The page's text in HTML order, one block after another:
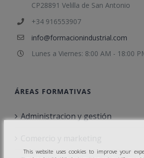
CP28891 Velilla de San Antonio
+34 916553907
info@formacionindustrial.com
Lunes a Viernes: 8:00 AM - 18:00
ÁREAS FORMATIVAS
Administracion y gestión
This website uses cookies to improve your